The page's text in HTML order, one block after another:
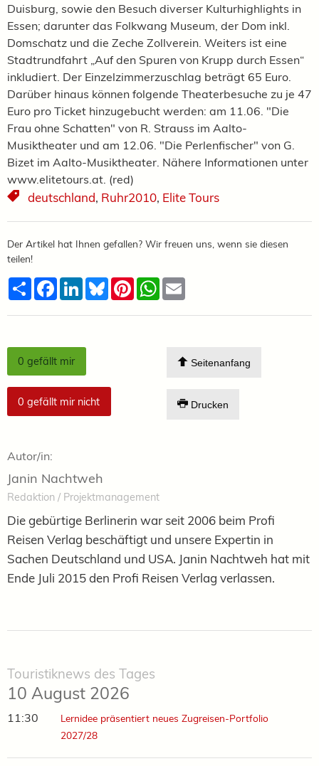
Duisburg, sowie den Besuch diverser Kulturhighlights in
Essen; darunter das Folkwang Museum, der Dom inkl.
Domschatz und die Zeche Zollverein. Weiters ist eine
Stadtrundfahrt „Auf den Spuren von Krupp durch Essen“
inkludiert. Der Einzelzimmerzuschlag beträgt 65 Euro.
Darüber hinaus können folgende Theaterbesuche zu je 47
Euro pro Ticket hinzugebucht werden: am 11.06. "Die
Frau ohne Schatten" von R. Strauss im Aalto-
Musiktheater und am 12.06. "Die Perlenfischer" von G.
Bizet im Aalto-Musiktheater. Nähere Informationen unter
www.elitetours.at. (red)
deutschland, Ruhr2010, Elite Tours
Der Artikel hat Ihnen gefallen? Wir freuen uns, wenn sie diesen
teilen!
TeilenFacebook
LinkedInBlueskyPinterestWhatsApp
0 gefällt mir
0 gefällt mir nicht
Seitenanfang
Drucken
Autor/in:
Janin Nachtweh
Redaktion / Projektmanagement
Die gebürtige Berlinerin war seit 2006 beim Profi
Reisen Verlag beschäftigt und unsere Expertin in
Sachen Deutschland und USA. Janin Nachtweh hat mit
Ende Juli 2015 den Profi Reisen Verlag verlassen.
Touristiknews des Tages
10 August 2026
11:30
Lernidee präsentiert neues Zugreisen-Portfolio
2027/28